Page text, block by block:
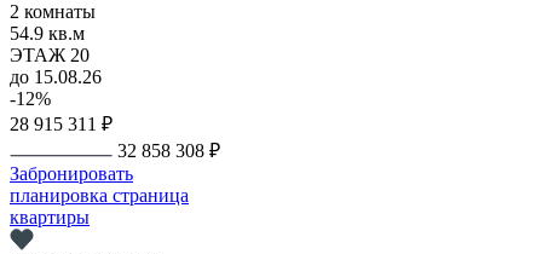
2 комнаты
54.9 кв.м
ЭТАЖ 20
до 15.08.26
-12%
28 915 311 ₽
32 858 308 ₽
Забронировать
планировка страница
квартиры